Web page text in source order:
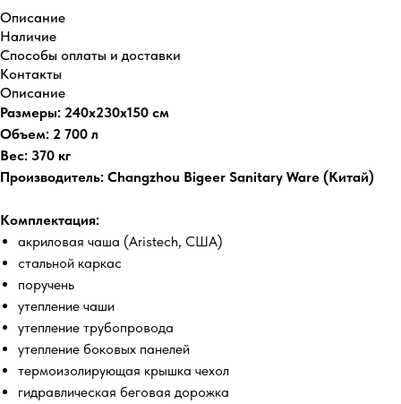
Описание
Наличие
Способы оплаты и доставки
Контакты
Описание
Размеры: 240x230x150 см
Объем: 2 700 л
Вес: 370 кг
Производитель: Changzhou Bigeer Sanitary Ware (Китай)
Комплектация:
акриловая чаша (Aristech, США)
стальной каркас
поручень
утепление чаши
утепление трубопровода
утепление боковых панелей
термоизолирующая крышка чехол
гидравлическая беговая дорожка